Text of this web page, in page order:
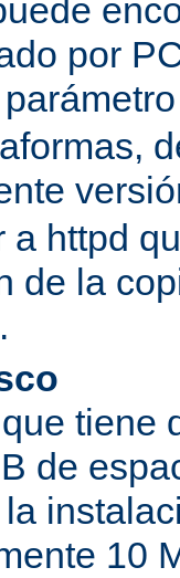
por
a httpd
de la
tiene
de
10